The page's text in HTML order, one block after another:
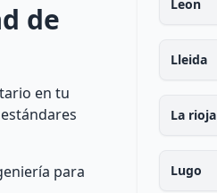
de
en tu
para
Leon
Lleida
La rioja
Lugo